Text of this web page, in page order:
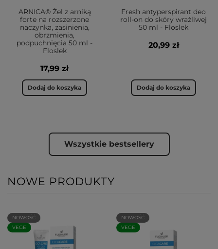
ARNICA® Żel z arniką
forte na rozszerzone
naczynka, zasinienia,
obrzmienia,
podpuchnięcia 50 ml -
Floslek
17,99 zł
Dodaj do koszyka
Fresh antyperspirant deo
roll-on do skóry wrażliwej
50 ml - Floslek
20,99 zł
Dodaj do koszyka
Wszystkie bestsellery
NOWE PRODUKTY
NOWOŚĆ
VEGE
NOWOŚĆ
VEGE